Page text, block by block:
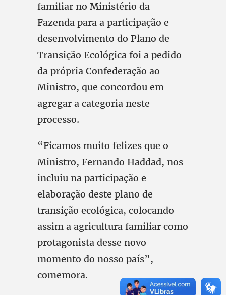
familiar no Ministério da
Fazenda para a participação e
desenvolvimento do Plano de
Transição Ecológica foi a pedido
da própria Confederação ao
Ministro, que concordou em
agregar a categoria neste
processo.
“Ficamos muito felizes que o
Ministro, Fernando Haddad, nos
incluiu na participação e
elaboração deste plano de
transição ecológica, colocando
assim a agricultura familiar como
protagonista desse novo
momento do nosso país”,
comemora.